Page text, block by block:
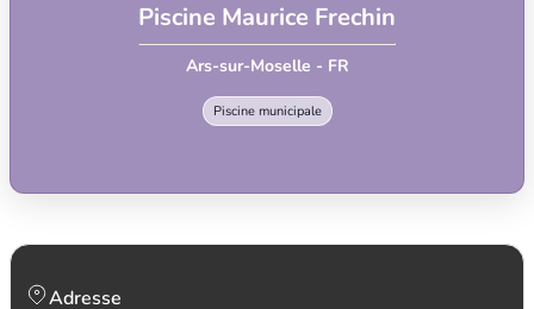
Piscine Maurice Frechin
Ars-sur-Moselle - FR
Piscine municipale
Adresse